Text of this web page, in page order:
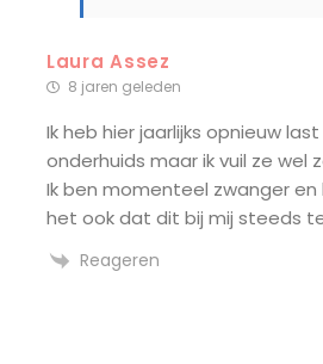
Laura Assez
8 jaren geleden
Ik heb hier jaarlijks opnieuw
onderhuids maar ik vuil ze wel
Ik ben momenteel zwanger
het ook dat dit bij mij steeds
Reageren